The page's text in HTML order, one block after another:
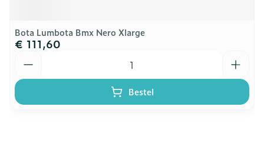
Bota Lumbota Bmx Nero Xlarge
€ 111,60
Bestel